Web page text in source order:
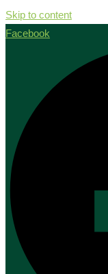
Skip to content
Facebook